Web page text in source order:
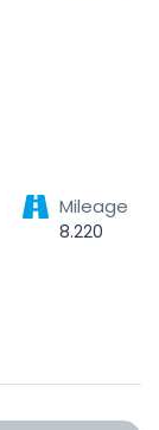
Mileage
8.220